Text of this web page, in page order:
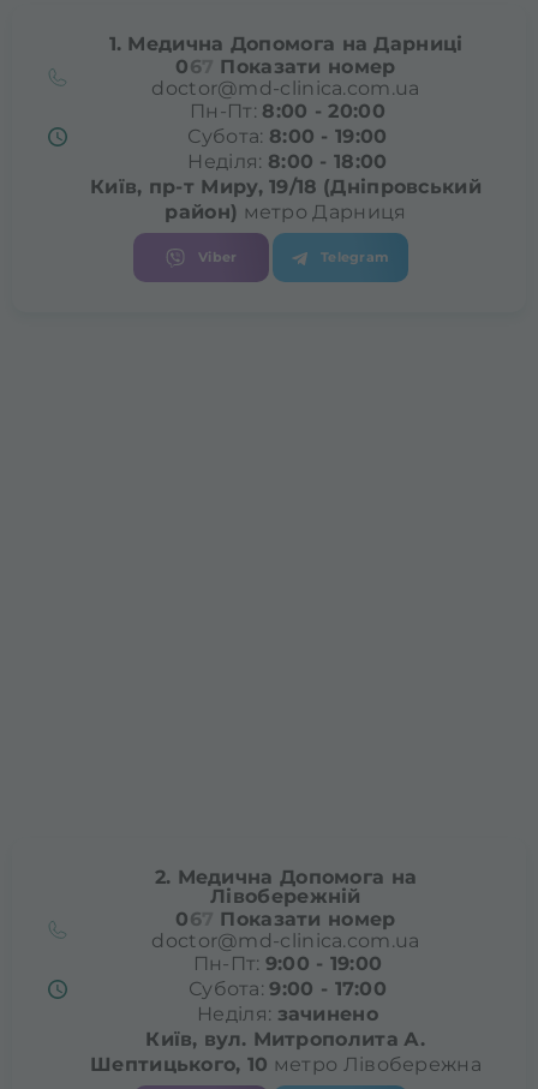
1. Медична Допомога на Дарниці
06
Показати номер
doctor@md-clinica.com.ua
Пн-Пт: 8:00 - 20:00
Субота: 8:00 - 19:00
Неділя: 8:00 - 18:00
Київ, пр-т Миру, 19/18 (Дніпровський
район) метро Дарниця
Viber Telegram
2. Медична Допомога на
Лівобережній
06
Показати номер
doctor@md-clinica.com.ua
Пн-Пт: 9:00 - 19:00
Субота: 9:00 - 17:00
Неділя: зачинено
Київ, вул. Митрополита А.
Шептицького, 10 метро Лівобережна